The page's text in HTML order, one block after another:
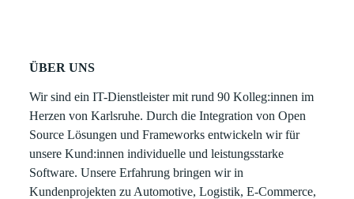
ÜBER UNS
Wir sind ein IT-Dienstleister mit rund 90 Kolleg:innen im
Herzen von Karlsruhe. Durch die Integration von Open
Source Lösungen und Frameworks entwickeln wir für
unsere Kund:innen individuelle und leistungsstarke
Software. Unsere Erfahrung bringen wir in
Kundenprojekten zu Automotive, Logistik, E-Commerce,